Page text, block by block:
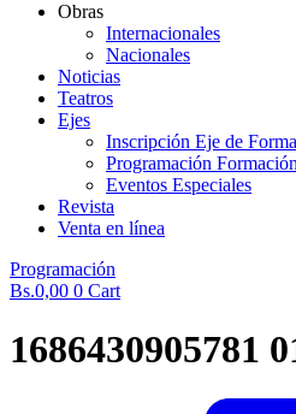
Obras
Internacionales
Nacionales
Noticias
Teatros
Ejes
Inscripción Eje de
Programación Formación
Eventos Especiales
Revista
Venta en línea
Programación
Bs.0,00 0 Cart
1686430905781